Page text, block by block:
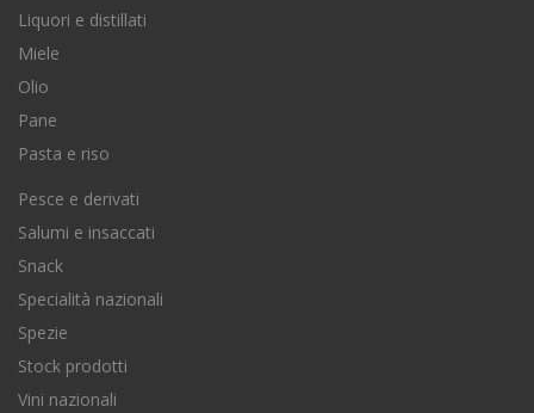
Liquori e distillati
Miele
Olio
Pane
Pasta e riso
Pesce e derivati
Salumi e insaccati
Snack
Specialità nazionali
Spezie
Stock prodotti
Vini nazionali